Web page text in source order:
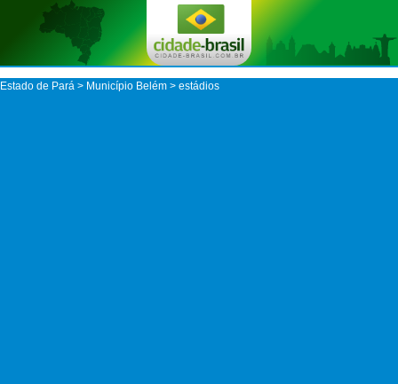
Estado de Pará > Município Belém > estádios